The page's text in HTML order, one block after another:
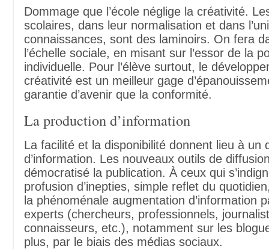
Dommage que l’école néglige la créativité.
scolaires, dans leur normalisation et dans
connaissances, sont des laminoirs. On fera
l’échelle sociale, en misant sur l’essor de la
individuelle. Pour l’élève surtout, le
créativité est un meilleur gage
garantie d’avenir que la conformité.
La production d’information
La facilité et la disponibilité donnent lieu à un
d’information. Les nouveaux outils de
démocratisé la publication. À ceux qui
profusion d’inepties, simple reflet du
la phénoménale augmentation d’information
experts (chercheurs, professionnels,
connaisseurs, etc.), notamment sur les
plus, par le biais des médias sociaux.